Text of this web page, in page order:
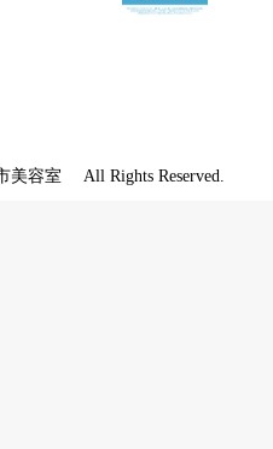
美容室 All Rights Reserved.